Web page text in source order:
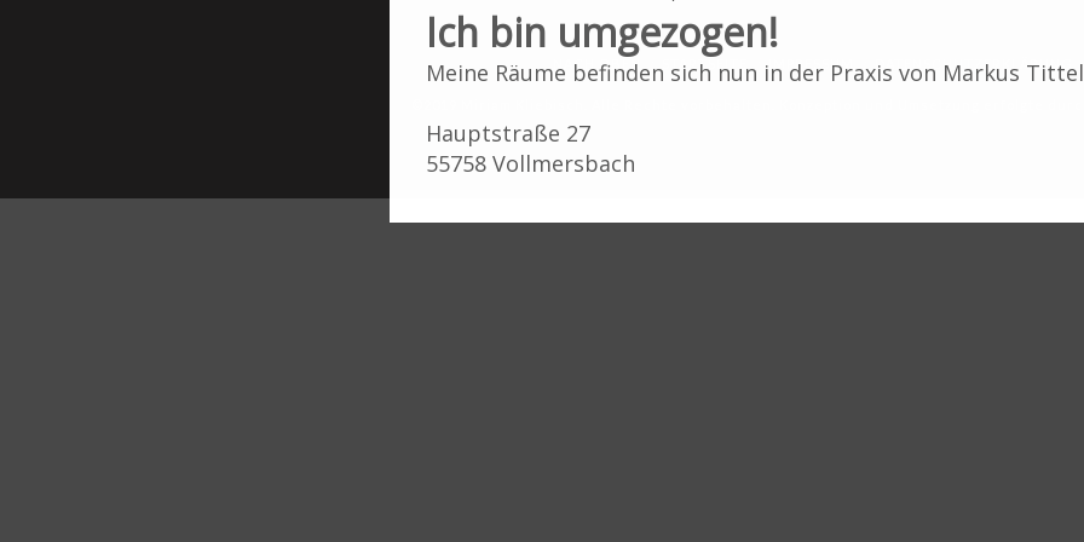
NACH OBEN STARTSEITE IMPRESSUM DATENSCHUTZERKLÄRUNG
Ich bin umgezogen!
Meine Räume befinden sich nun in der Praxis von Markus
Hauptstraße 27
55758 Vollmersbach